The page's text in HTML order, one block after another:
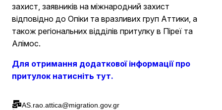
захист, заявників на міжнародний захист
відповідно до Опіки та вразливих груп Аттики, а
також регіональних відділів притулку в Піреї та
Алімос.
Для отримання додаткової інформації про
притулок натисніть тут.
AS.rao.attica@migration.gov.gr